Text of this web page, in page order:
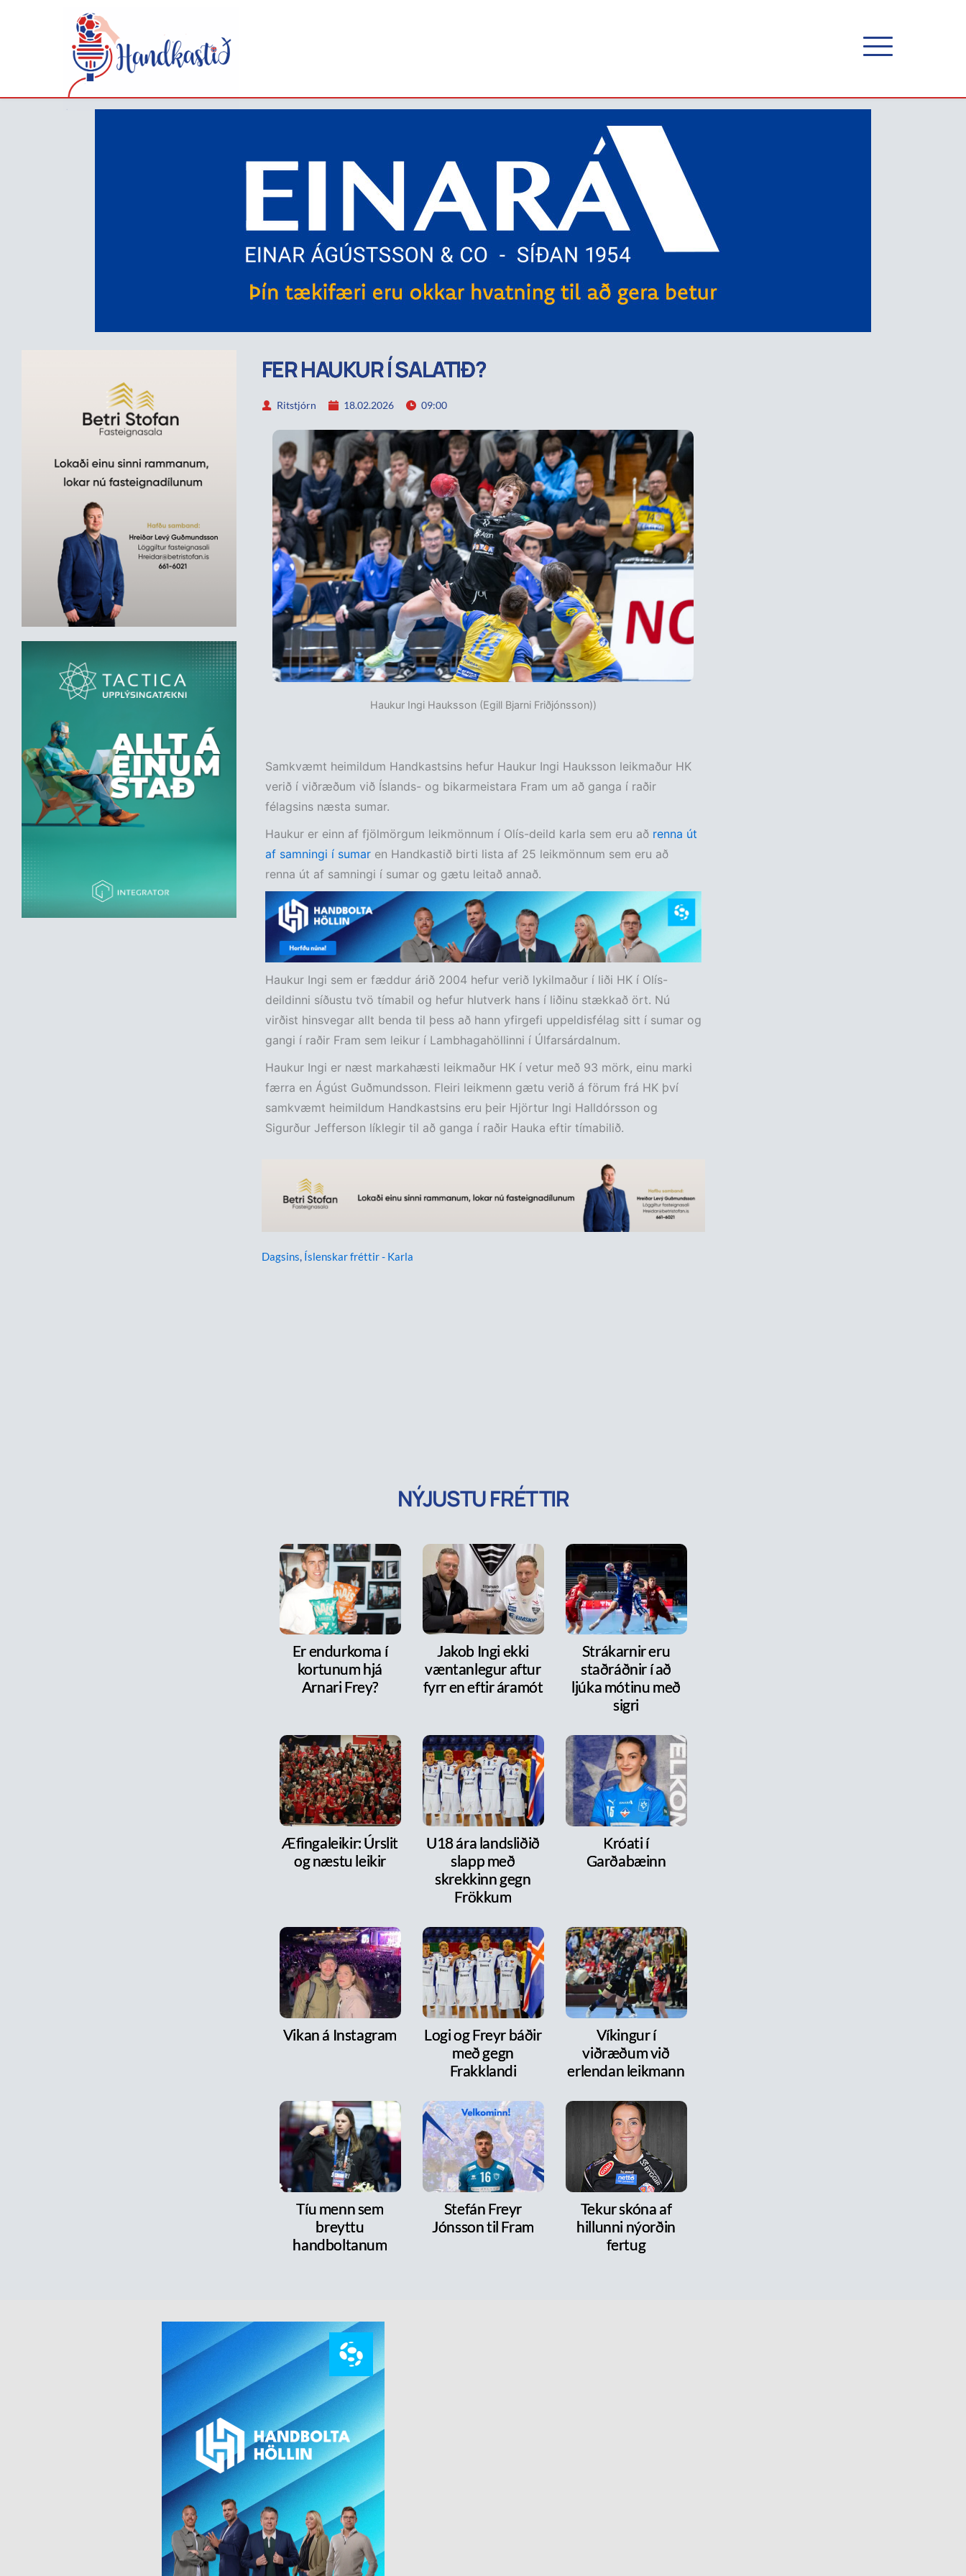
FER HAUKUR Í SALATIÐ?
Ritstjórn 18.02.2026 09:00
Haukur Ingi Hauksson (Egill Bjarni Friðjónsson))
Samkvæmt heimildum Handkastsins hefur Haukur Ingi Hauksson leikmaður HK
verið í viðræðum við Íslands- og bikarmeistara Fram um að ganga í raðir
félagsins næsta sumar.
Haukur er einn af fjölmörgum leikmönnum í Olís-deild karla sem eru að renna út
af samningi í sumar en Handkastið birti lista af 25 leikmönnum sem eru að
renna út af samningi í sumar og gætu leitað annað.
Haukur Ingi sem er fæddur árið 2004 hefur verið lykilmaður í liði HK í Olís-
deildinni síðustu tvö tímabil og hefur hlutverk hans í liðinu stækkað ört. Nú
virðist hinsvegar allt benda til þess að hann yfirgefi uppeldisfélag sitt í sumar og
gangi í raðir Fram sem leikur í Lambhagahöllinni í Úlfarsárdalnum.
Haukur Ingi er næst markahæsti leikmaður HK í vetur með 93 mörk, einu marki
færra en Ágúst Guðmundsson. Fleiri leikmenn gætu verið á förum frá HK því
samkvæmt heimildum Handkastsins eru þeir Hjörtur Ingi Halldórsson og
Sigurður Jefferson líklegir til að ganga í raðir Hauka eftir tímabilið.
Dagsins, Íslenskar fréttir - Karla
NÝJUSTU FRÉTTIR
Er endurkoma í
kortunum hjá
Arnari Frey?
Jakob Ingi ekki
væntanlegur aftur
fyrr en eftir áramót
Strákarnir eru
staðráðnir í að
ljúka mótinu með
sigri
Æfingaleikir: Úrslit
og næstu leikir
U18 ára landsliðið
slapp með
skrekkinn gegn
Frökkum
Króati í
Garðabæinn
Vikan á Instagram
Logi og Freyr báðir
með gegn
Frakklandi
Víkingur í
viðræðum við
erlendan leikmann
Tíu menn sem
breyttu
handboltanum
Stefán Freyr
Jónsson til Fram
Tekur skóna af
hillunni nýorðin
fertug